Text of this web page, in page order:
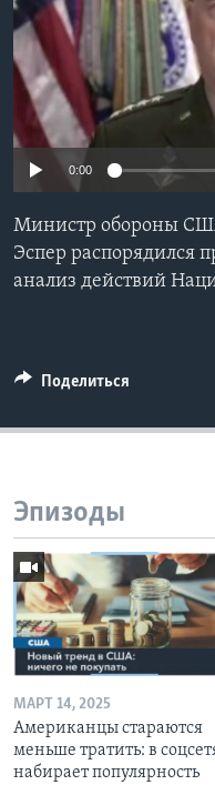
Learning English
СОЦИАЛЬНЫЕ СЕТИ
No media
0:00
Министр обороны
Эспер распорядился
анализ действий
Поделиться
Эпизоды
МАРТ 14, 2025
Американцы стараются
меньше тратить: в
набирает популярность